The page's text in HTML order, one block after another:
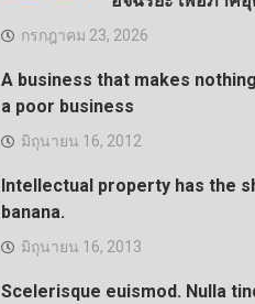
กรกฎาคม 23, 2026
A business that makes
a poor business
มิถุนายน 16, 2012
Intellectual property has the
banana.
มิถุนายน 16, 2013
Scelerisque euismod. Nulla